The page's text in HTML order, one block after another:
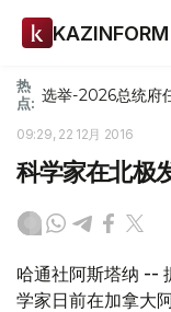
KAZINFORM
热
点: 选举-2026总统府
09:29, 22 12月 2016
科学家在北极
哈通社阿斯塔纳 --
学家日前在加拿大